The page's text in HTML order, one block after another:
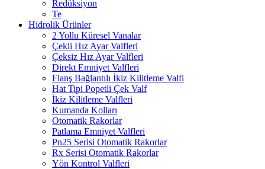
Redüksiyon
Te
Hidrolik Ürünler
2 Yollu Küresel Vanalar
Çekli Hız Ayar Valfleri
Çeksiz Hız Ayar Valfleri
Direkt Emniyet Valfleri
Flanş Bağlantılı İkiz Kilitleme Valfi
Hat Tipi Popetli Çek Valf
İkiz Kilitleme Valfleri
Kumanda Kolları
Otomatik Rakorlar
Patlama Emniyet Valfleri
Pn25 Serisi Otomatik Rakorlar
Rx Serisi Otomatik Rakorlar
Yön Kontrol Valfleri